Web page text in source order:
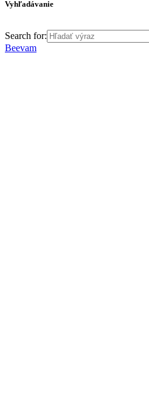
Vyhľadávanie
Search for:
Beevam